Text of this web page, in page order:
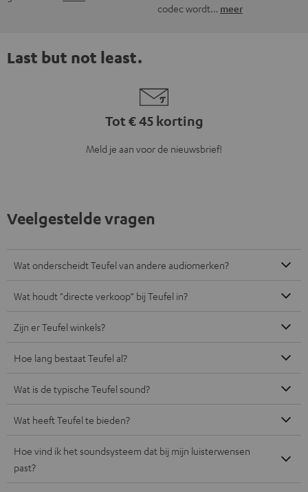
codec wordt… meer
Last but not least.
Tot € 45 korting
Meld je aan voor de nieuwsbrief!
Veelgestelde vragen
Wat onderscheidt Teufel van andere audiomerken?
Wat houdt "directe verkoop“ bij Teufel in?
Zijn er Teufel winkels?
Hoe lang bestaat Teufel al?
Wat is de typische Teufel sound?
Wat heeft Teufel te bieden?
Hoe vind ik het soundsysteem dat bij mijn luisterwensen
past?